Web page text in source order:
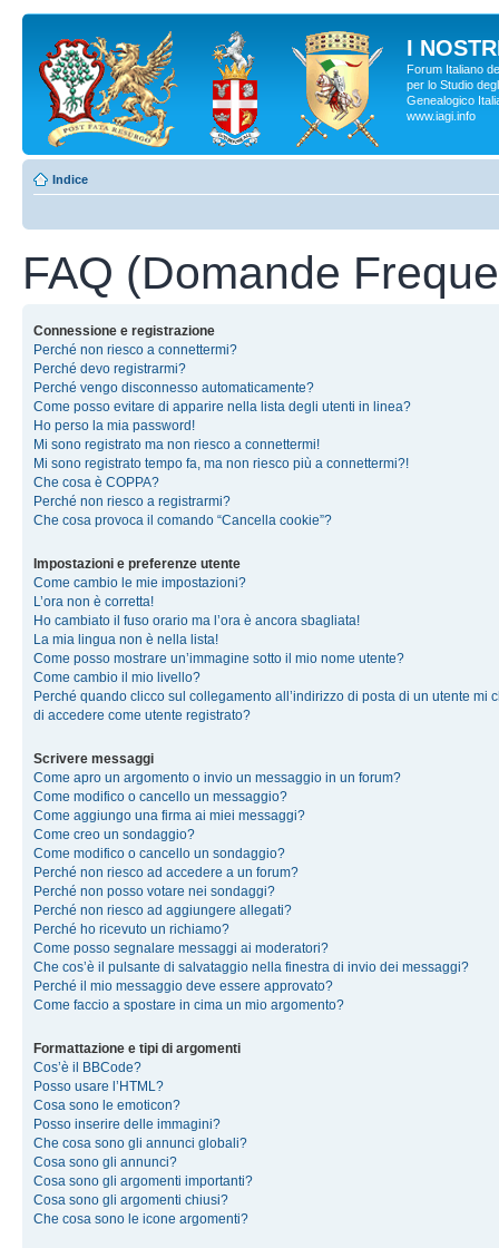
I
Forum Italiano
per lo Studio
Genealogico
www.iagi.info
Indice
FAQ (Domande
Connessione e registrazione
Perché non riesco a connettermi?
Perché devo registrarmi?
Perché vengo disconnesso automaticamente?
Come posso evitare di apparire nella lista degli utenti in linea?
Ho perso la mia password!
Mi sono registrato ma non riesco a connettermi!
Mi sono registrato tempo fa, ma non riesco più a connettermi?!
Che cosa è COPPA?
Perché non riesco a registrarmi?
Che cosa provoca il comando “Cancella cookie”?
Impostazioni e preferenze utente
Come cambio le mie impostazioni?
L’ora non è corretta!
Ho cambiato il fuso orario ma l’ora è ancora sbagliata!
La mia lingua non è nella lista!
Come posso mostrare un’immagine sotto il mio nome utente?
Come cambio il mio livello?
Perché quando clicco sul collegamento all’indirizzo di posta di un utente mi
di accedere come utente registrato?
Scrivere messaggi
Come apro un argomento o invio un messaggio in un forum?
Come modifico o cancello un messaggio?
Come aggiungo una firma ai miei messaggi?
Come creo un sondaggio?
Come modifico o cancello un sondaggio?
Perché non riesco ad accedere a un forum?
Perché non posso votare nei sondaggi?
Perché non riesco ad aggiungere allegati?
Perché ho ricevuto un richiamo?
Come posso segnalare messaggi ai moderatori?
Che cos’è il pulsante di salvataggio nella finestra di invio dei messaggi?
Perché il mio messaggio deve essere approvato?
Come faccio a spostare in cima un mio argomento?
Formattazione e tipi di argomenti
Cos’è il BBCode?
Posso usare l’HTML?
Cosa sono le emoticon?
Posso inserire delle immagini?
Che cosa sono gli annunci globali?
Cosa sono gli annunci?
Cosa sono gli argomenti importanti?
Cosa sono gli argomenti chiusi?
Che cosa sono le icone argomenti?